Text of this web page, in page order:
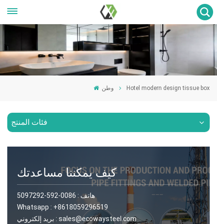
وطن Hotel modern design tissue box
فئات المنتج
كيف يمكننا مساعدتك
هاتف : 0086-592-5097292
Whatsapp : +8618059296519
بريد إلكتروني : sales@ecowaysteel.com